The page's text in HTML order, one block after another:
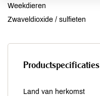
Weekdieren
Zwaveldioxide / sulfieten
Productspecificaties
Land van herkomst